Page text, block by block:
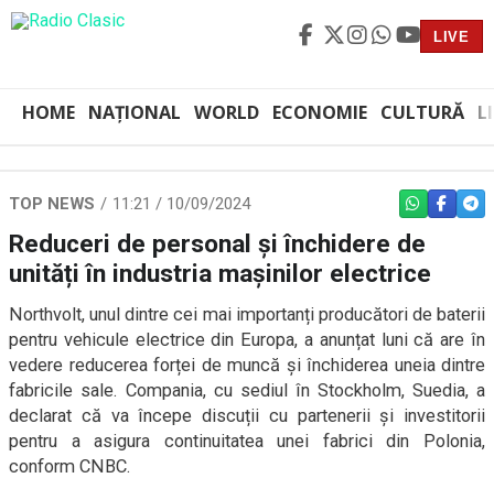
LIVE
HOME NAȚIONAL WORLD ECONOMIE CULTURĂ
TOP NEWS 11:21 / 10/09/2024 WHATSAPP
Reduceri de personal și închidere de
unități în industria mașinilor electrice
Northvolt, unul dintre cei mai importanți producători de baterii
pentru vehicule electrice din Europa, a anunțat luni că are în
vedere reducerea forței de muncă și închiderea uneia dintre
fabricile sale. Compania, cu sediul în Stockholm, Suedia, a
declarat că va începe discuții cu partenerii și investitorii
pentru a asigura continuitatea unei fabrici din Polonia,
conform CNBC.